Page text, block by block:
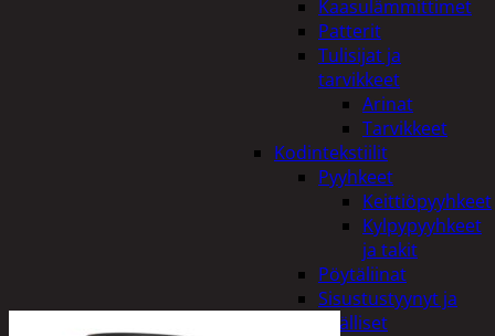
Kaasulämmittimet
Patterit
Tulisijat ja
tarvikkeet
Arinat
Tarvikkeet
Kodintekstiilit
Pyyhkeet
Keittiöpyyhkeet
Kylpypyyhkeet
ja takit
Pöytäliinat
Sisustustyynyt ja
päälliset